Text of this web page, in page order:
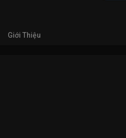
Giới Thiệu